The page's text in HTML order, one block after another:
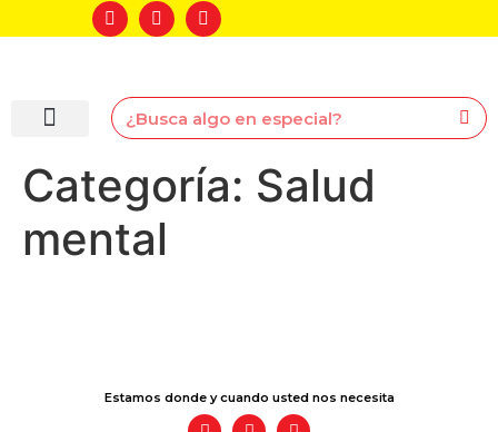
Categoría: Salud
mental
Estamos donde y cuando usted nos necesita